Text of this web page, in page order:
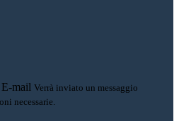
E-mail Verrà inviato un messaggio
necessarie.